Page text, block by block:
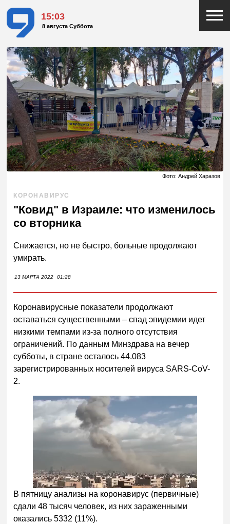
15:03
8 августа Суббота
Фото: Андрей Харазов
КОРОНАВИРУС
"Ковид" в Израиле: что изменилось
со вторника
Снижается, но не быстро, больные продолжают
умирать.
13 МАРТА 2022 01:28
Коронавирусные показатели продолжают
оставаться существенными – спад эпидемии идет
низкими темпами из-за полного отсутствия
ограничений. По данным Минздрава на вечер
субботы, в стране осталось 44.083
зарегистрированных носителей вируса SARS-CoV-
2.
В пятницу анализы на коронавирус (первичные)
сдали 48 тысяч человек, из них зараженными
оказались 5332 (11%).